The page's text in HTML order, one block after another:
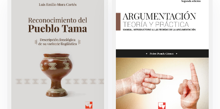
Ciencias
Ciencias Sociales
Conflicto Armado